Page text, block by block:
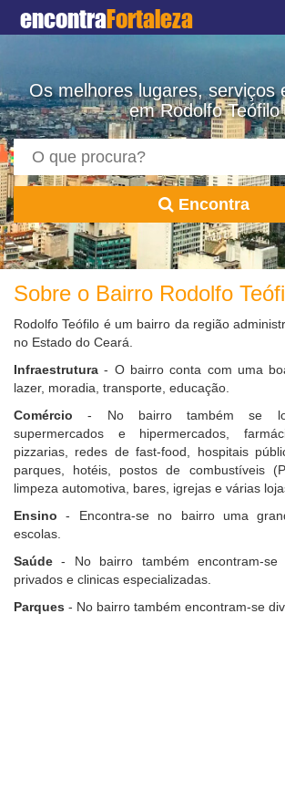
encontraFortaleza
Os melhores lugares, serviços
em Rodolfo Teófilo
Encontra
Sobre o Bairro Rodolfo
Rodolfo Teófilo é um bairro da região
no Estado do Ceará.
Infraestrutura - O bairro conta com uma
lazer, moradia, transporte, educação.
Comércio - No bairro também se
supermercados e hipermercados,
pizzarias, redes de fast-food, hospitais
parques, hotéis, postos de combustíveis
limpeza automotiva, bares, igrejas e várias
Ensino - Encontra-se no bairro uma
escolas.
Saúde - No bairro também encontram-se
privados e clinicas especializadas.
Parques - No bairro também encontram-se